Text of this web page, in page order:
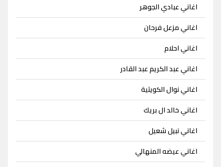
اغاني عبادي الجوهر
اغاني مزعل فرحان
اغاني احلام
اغاني عبد الكريم عبد القادر
اغاني نوال الكويتية
اغاني خالد ال بريك
اغاني نبيل شعيل
اغاني عيضه المنهالي